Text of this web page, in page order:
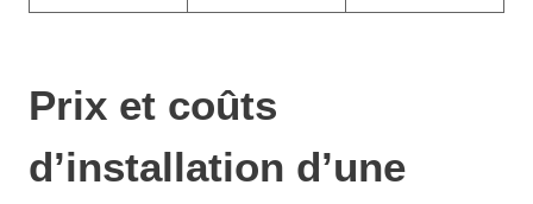
Prix et coûts
d’installation d’une